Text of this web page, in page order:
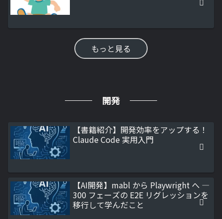
もっと見る
開発
【書籍紹介】開発効率をアップする！
Claude Code 実用入門
【AI開発】mabl から Playwright へ ―
300 フェーズの E2E リグレッションを
移行して学んだこと